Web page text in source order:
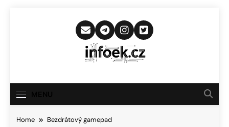
Infoek.cz
Novinkám
Home Bezdrátový gamepad